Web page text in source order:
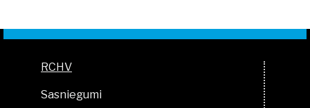
RCHV
Sasniegumi